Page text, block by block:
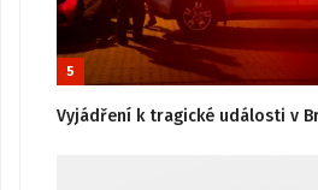
5
Vyjádření k tragické události v